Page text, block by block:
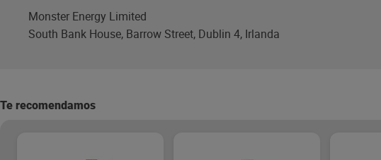
Monster Energy Limited
South Bank House, Barrow Street, Dublin 4, Irlanda
Te recomendamos